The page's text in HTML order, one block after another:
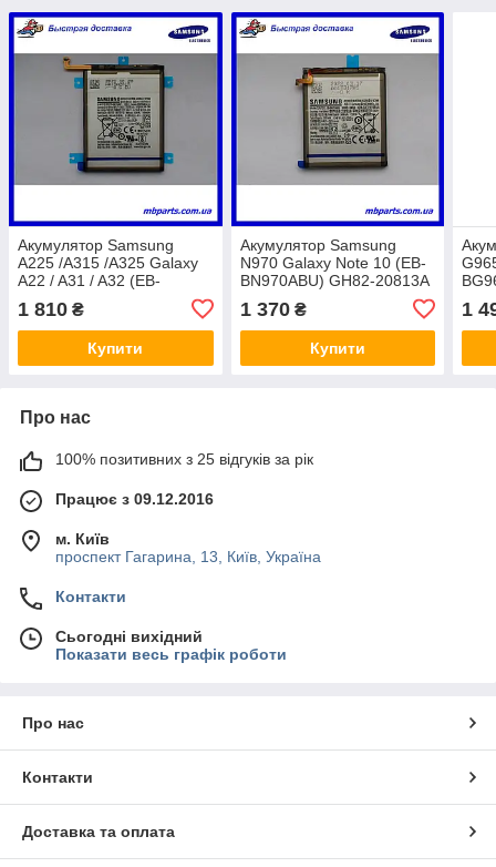
Акумулятор Samsung
A225 /A315 /A325 Galaxy
A22 / A31 / A32 (EB-
BA315ABY) GH82-22762A
сервісний оригінал!
1 810 ₴
Купити
Акумулятор Samsung
N970 Galaxy Note 10 (EB-
BN970ABU) GH82-20813A
1 370₴
Купити
1
Про нас
100% позитивних з 25 відгуків за рік
Працює з 09.12.2016
м. Київ
проспект Гагарина, 13, Київ, Україна
Контакти
Сьогодні вихідний
Показати весь графік роботи
Про нас
Контакти
Доставка та оплата